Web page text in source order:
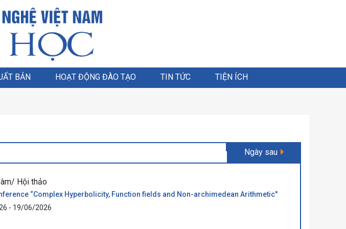
BẢN HOẠT ĐỘNG ĐÀO TẠO TIN TỨC TIỆN ÍCH
Ngày sau
Hội thảo
“Complex Hyperbolicity, Function fields and Non-archimedean Arithmetic"
2026 - 19/06/2026